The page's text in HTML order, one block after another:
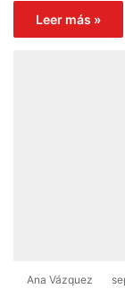
Leer más »
Ana Vázquez